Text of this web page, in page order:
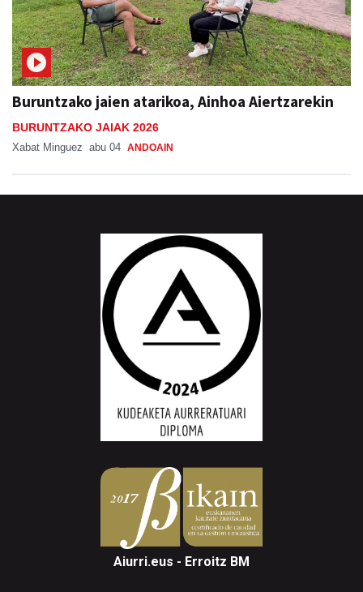
Buruntzako jaien atarikoa, Ainhoa Aiertzarekin
BURUNTZAKO JAIAK 2026
Xabat Minguez abu 04 ANDOAIN
Aiurri.eus - Erroitz BM